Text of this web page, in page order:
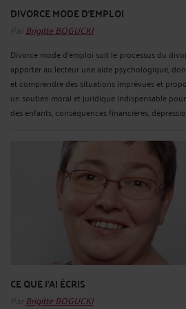
DIVORCE MODE D'EMPLOI
Par Brigitte BOGUCKI
Divorce mode d'emploi suit le processus du
apporter au lecteur une aide psychologique,
et comprendre des situations imprévues et
un soutien moral et juridique indispensable
des enfants, conséquences financières,
CE QUE J'AI ÉCRIS
Par Brigitte BOGUCKI